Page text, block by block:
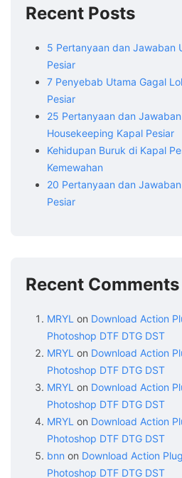
Recent Posts
5 Pertanyaan dan Jawaban
Pesiar
7 Penyebab Utama Gagal
Pesiar
25 Pertanyaan dan
Housekeeping Kapal Pesiar
Kehidupan Buruk di Kapal
Kemewahan
20 Pertanyaan dan
Pesiar
Recent Comments
MRYL on Download Action
Photoshop DTF DTG DST
MRYL on Download Action
Photoshop DTF DTG DST
MRYL on Download Action
Photoshop DTF DTG DST
MRYL on Download Action
Photoshop DTF DTG DST
bnn on Download Action
Photoshop DTF DTG DST